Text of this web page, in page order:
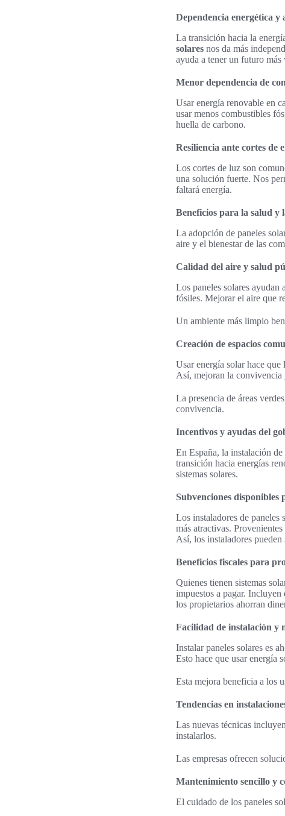
Dependencia energética y
La transición hacia la
solares nos da más
ayuda a tener un futuro
Menor dependencia de
Usar energía renovable en
usar menos combustibles
huella de carbono.
Resiliencia ante cortes de
Los cortes de luz son
una solución fuerte. Nos
faltará energía.
Beneficios para la salud y
La adopción de paneles
aire y el bienestar de las
Calidad del aire y salud
Los paneles solares ayudan
fósiles. Mejorar el aire que
Un ambiente más limpio
Creación de espacios
Usar energía solar hace que
Así, mejoran la convivencia
La presencia de áreas
convivencia.
Incentivos y ayudas del
En España, la instalación de
transición hacia energías
sistemas solares.
Subvenciones disponibles
Los instaladores de paneles
más atractivas.
Así, los instaladores
Beneficios fiscales para
Quienes tienen sistemas
impuestos a pagar.
los propietarios ahorran
Facilidad de instalación y
Instalar paneles solares es
Esto hace que usar energía
Esta mejora beneficia a los
Tendencias en
Las nuevas técnicas
instalarlos.
Las empresas ofrecen
Mantenimiento sencillo y
El cuidado de los paneles